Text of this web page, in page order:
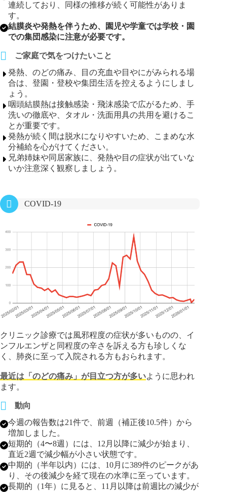
連続しており、同様の推移が続く可能性がありま
す。
結膜炎や発熱を伴うため、園児や学童では学校・園
での集団感染に注意が必要です。
ご家庭で気をつけたいこと
発熱、のどの痛み、目の充血や目やにがみられる場
合は、登園・登校や集団生活を控えるようにしまし
ょう。
咽頭結膜熱は接触感染・飛沫感染で広がるため、手
洗いの徹底や、タオル・洗面用具の共用を避けるこ
とが重要です。
発熱が続く間は脱水になりやすいため、こまめな水
分補給を心がけてください。
兄弟姉妹や同居家族に、発熱や目の症状が出ていな
いか注意深く観察しましょう。
COVID-19
クリニック診療では風邪程度の症状が多いものの、イ
ンフルエンザと同程度の辛さを訴える方も珍しくな
く、肺炎に至って入院される方もおられます。
最近は「のどの痛み」が目立つ方が多いように思われ
ます。
動向
今週の報告数は21件で、前週（補正後10.5件）から
増加しました。
短期的（4〜8週）には、12月以降に減少が始まり、
直近2週で減少幅が小さい状態です。
中期的（半年以内）には、10月に389件のピークがあ
り、その後減少を経て現在の水準に至っています。
長期的（1年）に見ると、11月以降は前週比の減少が